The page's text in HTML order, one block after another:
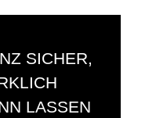
SICHER,
LASSEN